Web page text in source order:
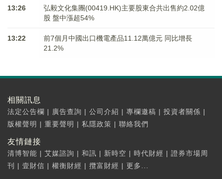
13:26
弘毅文化集團(00419.HK)主要股東合共出售約2.02億
股 盤中漲超54%
13:22
前7個月中國出口機電產品11.12萬億元 同比增長
21.2%
相關訊息
法定公告欄 | 廣告查詢 | 公司介紹 | 專欄邀稿 | 投資者關係 |
版權聲明 | 重要聲明 | 私隱政策 | 聯絡我們
友情鏈接
清博智能 | 艾媒諮詢 | 和訊 | 新時空 | 時代財經 | 證券市場周
刊
| 壹財信 | 權衡財經 | 攬富財經 | 更多...